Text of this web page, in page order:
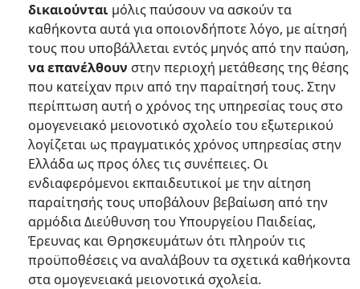
δικαιούνται μόλις παύσουν να ασκούν τα
καθήκοντα αυτά για οποιονδήποτε λόγο, με αίτησή
τους που υποβάλλεται εντός μηνός από την παύση,
να επανέλθουν στην περιοχή μετάθεσης της θέσης
που κατείχαν πριν από την παραίτησή τους. Στην
περίπτωση αυτή ο χρόνος της υπηρεσίας τους στο
ομογενειακό μειονοτικό σχολείο του εξωτερικού
λογίζεται ως πραγματικός χρόνος υπηρεσίας στην
Ελλάδα ως προς όλες τις συνέπειες. Οι
ενδιαφερόμενοι εκπαιδευτικοί με την αίτηση
παραίτησής τους υποβάλουν βεβαίωση από την
αρμόδια Διεύθυνση του Υπουργείου Παιδείας,
Έρευνας και Θρησκευμάτων ότι πληρούν τις
προϋποθέσεις να αναλάβουν τα σχετικά καθήκοντα
στα ομογενειακά μειονοτικά σχολεία.